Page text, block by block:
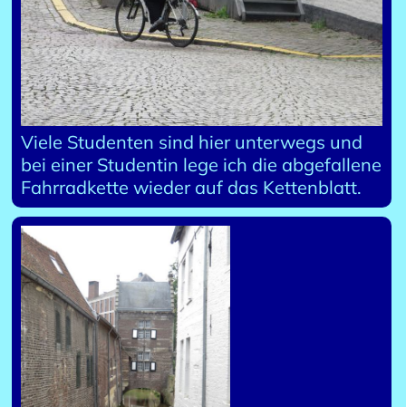
Viele Studenten sind hier unterwegs und
bei einer Studentin lege ich die abgefallene
Fahrradkette wieder auf das Kettenblatt.